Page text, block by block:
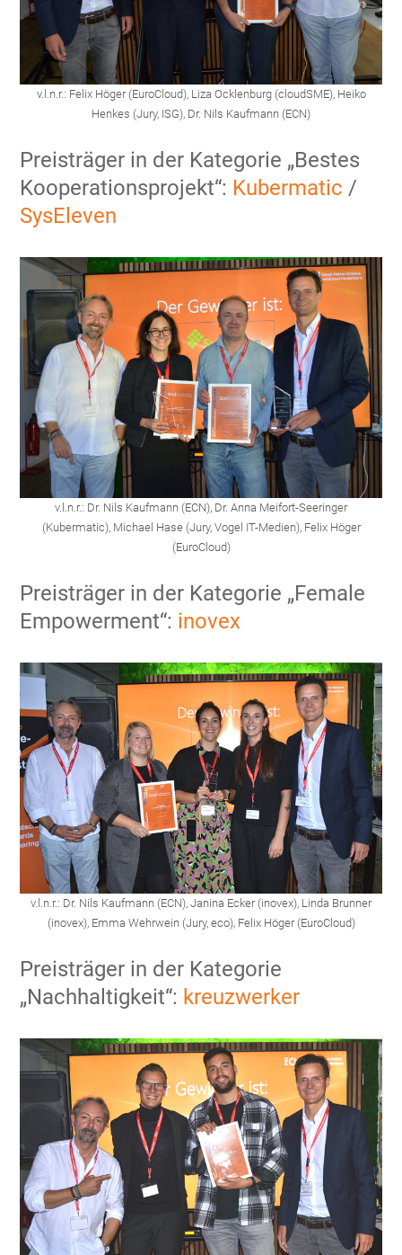
v.l.n.r.: Felix Höger (EuroCloud), Liza Ocklenburg (cloudSME), Heiko
Henkes (Jury, ISG), Dr. Nils Kaufmann (ECN)
Preisträger in der Kategorie „Bestes
Kooperationsprojekt“: Kubermatic /
SysEleven
v.l.n.r.: Dr. Nils Kaufmann (ECN), Dr. Anna Meifort-Seeringer
(Kubermatic), Michael Hase (Jury, Vogel IT-Medien), Felix Höger
(EuroCloud)
Preisträger in der Kategorie „Female
Empowerment“: inovex
v.l.n.r.: Dr. Nils Kaufmann (ECN), Janina Ecker (inovex), Linda Brunner
(inovex), Emma Wehrwein (Jury, eco), Felix Höger (EuroCloud)
Preisträger in der Kategorie
„Nachhaltigkeit“: kreuzwerker